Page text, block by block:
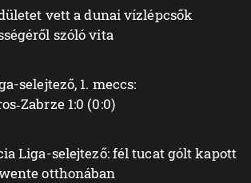
vett a dunai vízlépcsők
szóló vita
selejtező, 1. meccs:
1:0 (0:0)
Liga-selejtező: fél tucat gólt kapott
otthonában